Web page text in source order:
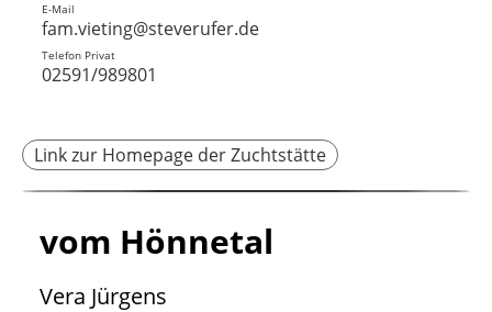
E-Mail
fam.vieting@steverufer.de
Telefon Privat
02591/989801
Link zur Homepage der Zuchtstätte
vom Hönnetal
Vera Jürgens